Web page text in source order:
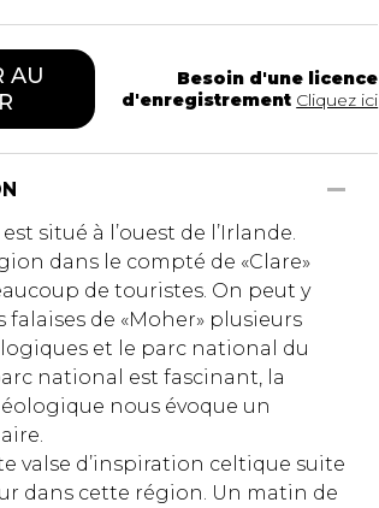
AU
Besoin d'une licence
d'enregistrement Cliquez ici
situé à l’ouest de l’Irlande.
dans le compté de «Clare»
de touristes. On peut y
falaises de «Moher» plusieurs
et le parc national du
national est fascinant, la
nous évoque un
valse d’inspiration celtique suite
dans cette région. Un matin de